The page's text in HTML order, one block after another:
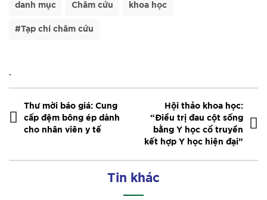
danh mục Châm cứu khoa học
#Tạp chí châm cứu
.
Thư mời báo giá: Cung
cấp đệm bông ép dành
cho nhân viên y tế
Hội thảo khoa học:
“Điều trị đau cột sống
bằng Y học cổ truyền
kết hợp Y học hiện đại”
Tin khác